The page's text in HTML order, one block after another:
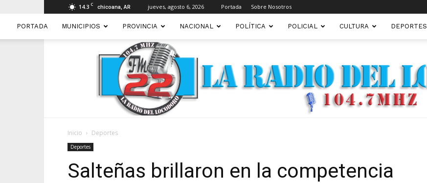
14.3 C chicoana, AR jueves, agosto 6, 2026 Portada Sobre Nosotros
PORTADA MUNICIPIOS PROVINCIA NACIONAL POLÍTICA POLICIAL CULTURA DEPORTES
Inicio Deportes
Deportes
Salteñas brillaron en la competencia